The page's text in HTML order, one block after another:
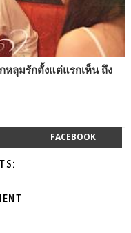
หลุมรักตั้งแต่แรกเห็น ถึง
FACEBOOK